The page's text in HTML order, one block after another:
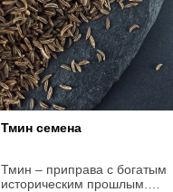
Тмин семена
Тмин – приправа с богатым
историческим прошлым.